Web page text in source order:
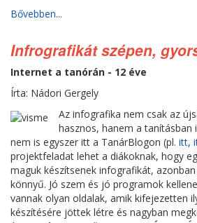
Bővebben...
Infrografikát szépen,
Internet a tanórán - 12 éve
Írta: Nádori Gergely
Az infografika nem csak az
hasznos, hanem a tanításban
nem is egyszer itt a TanárBlogon (pl. itt,
projektfeladat lehet a diákoknak, hogy
maguk készítsenek infografikát,
könnyű. Jó szem és jó programok
vannak olyan oldalak, amik kifejezetten
készítésére jöttek létre és nagyban